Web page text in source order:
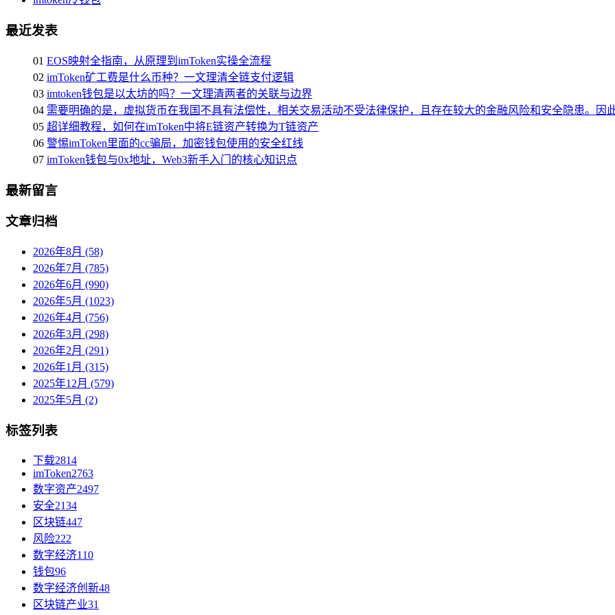
最近发表
01 EOS映射全指南，从原理到imToken实操全流程
02 imToken矿工费是什么币种？一文理清全链支付逻辑
03 imtoken钱包是以太坊的吗？一文理清两者的关联与边界
04 需要明确的是，虚拟货币在我国不具有法偿性，相关交易活动不受法律保护，且存在较大的金融风险和安全隐患。因
05 超详细教程，如何在imToken中将E链资产转换为T链资产
06 警惕imToken里面的cc骗局，加密钱包使用的安全红线
07 imToken钱包与0x地址，Web3新手入门的核心知识点
最新留言
文章归档
2026年8月 (58)
2026年7月 (785)
2026年6月 (990)
2026年5月 (1023)
2026年4月 (756)
2026年3月 (298)
2026年2月 (291)
2026年1月 (315)
2025年12月 (579)
2025年5月 (2)
标签列表
下载2814
imToken2763
数字资产2497
安全2134
区块链447
风险222
数字经济110
钱包96
数字经济创新48
区块链产业31